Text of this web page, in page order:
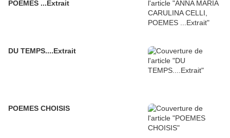
POEMES ...Extrait
DU TEMPS....Extrait
POEMES CHOISIS